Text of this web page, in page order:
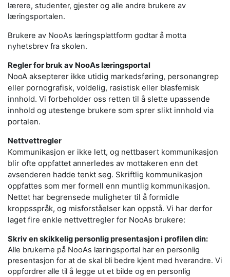
lærere, studenter, gjester og alle andre brukere av
læringsportalen.
Brukere av NooAs læringsplattform godtar å motta
nyhetsbrev fra skolen.
Regler for bruk av NooAs læringsportal
NooA aksepterer ikke utidig markedsføring, personangrep
eller pornografisk, voldelig, rasistisk eller blasfemisk
innhold. Vi forbeholder oss retten til å slette upassende
innhold og utestenge brukere som sprer slikt innhold via
portalen.
Nettvettregler
Kommunikasjon er ikke lett, og nettbasert kommunikasjon
blir ofte oppfattet annerledes av mottakeren enn det
avsenderen hadde tenkt seg. Skriftlig kommunikasjon
oppfattes som mer formell enn muntlig kommunikasjon.
Nettet har begrensede muligheter til å formidle
kroppsspråk, og misforståelser kan oppstå. Vi har derfor
laget fire enkle nettvettregler for NooAs brukere:
Skriv en skikkelig personlig presentasjon i profilen din:
Alle brukerne på NooAs læringsportal har en personlig
presentasjon for at de skal bli bedre kjent med hverandre. Vi
oppfordrer alle til å legge ut et bilde og en personlig